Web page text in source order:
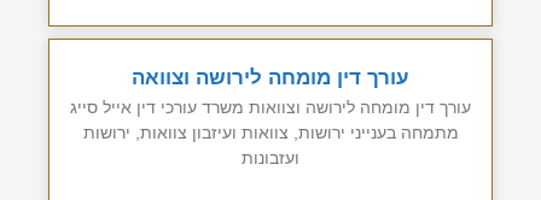
עורך דין מומחה לירושה וצוואה
עורך דין מומחה לירושה וצוואות משרד עורכי דין אייל סייג
מתמחה בענייני ירושות, צוואות ועיזבון צוואות, ירושות
ועזבונות